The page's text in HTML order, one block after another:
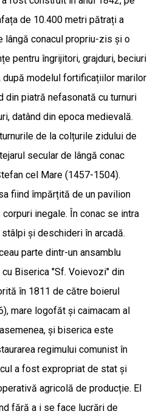
de 10.400 metri pătrați a
lângă conacul propriu-zis și o
pentru îngrijitori, grajduri, beciuri
după modelul fortificațiilor marilor
din piatră nefasonată cu turnuri
datând din epoca medievală.
de la colțurile zidului de
secular de lângă conac
cel Mare (1457-1504).
fiind împărțită de un pavilion
inegale. În conac se intra
și deschideri în arcadă.
parte dintr-un ansamblu
Biserica "Sf. Voievozi" din
în 1811 de către boierul
mare logofăt și caimacam al
și biserica este
regimului comunist în
a fost expropriat de stat și
agricolă de producție. El
fără a i se face lucrări de